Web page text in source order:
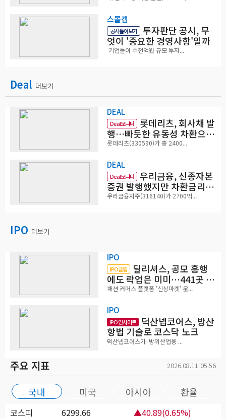
스몰캡
공시톺아보기 투자판단 공시, 무
엇이 '중요한 경영사항'일까
기업들이 수천억원 규모 투자...
Deal 더보기
DEAL
Deal모니터 롯데리츠, 회사채 발
행…빠듯한 유동성 차환으로
대응
롯데리츠(330590)가 총 2400...
DEAL
Deal모니터 우리금융, 신종자본
증권 발행했지만 차환금리
'부담'
우리금융지주(316140)가 2700억...
IPO 더보기
IPO
IPO클립 딜리셔스, 공모 흥행
에도 락업은 미미…441곳 중
확약 5곳
패션 커머스 플랫폼 '신상마켓' 운...
IPO
IPO 인사이트 덕산넵코어스, 방산
항법 기술로 코스닥 노크
덕산넵코어스가 방위산업용 ...
주요 지표 2026.08.11 05:56
국내 미국 아시아 환율
코스피 6299.66
▲40.89(0.65%)